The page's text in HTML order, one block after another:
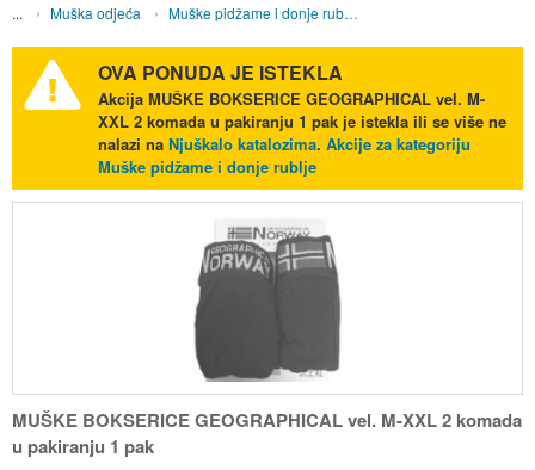
Muška odjeća Muške pidžame i donje rublje
OVA PONUDA JE ISTEKLA
Akcija MUŠKE BOKSERICE GEOGRAPHICAL vel. M-
XXL 2 komada u pakiranju 1 pakje istekla ili se više ne
nalazi na Njuškalo katalozima. Akcije za kategoriju
Muške pidžame i donje rublje
MUŠKE BOKSERICE GEOGRAPHICAL vel. M-XXL 2 komada
u pakiranju 1 pak